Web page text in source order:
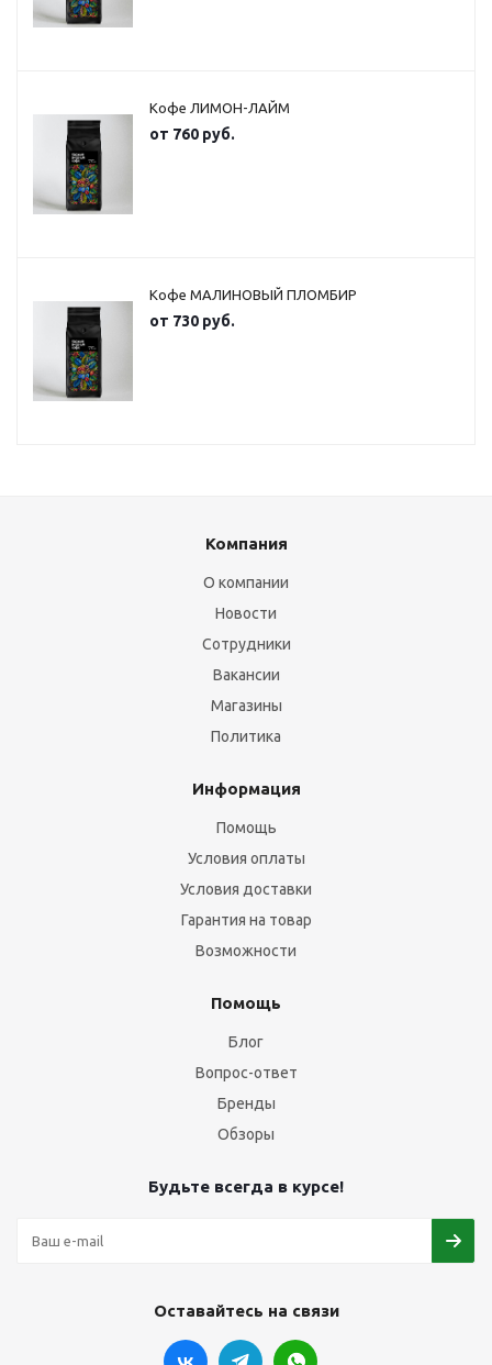
Кофе ЛИМОН-ЛАЙМ
от 760 руб.
Кофе МАЛИНОВЫЙ ПЛОМБИР
от 730 руб.
Компания
О компании
Новости
Сотрудники
Вакансии
Магазины
Политика
Информация
Помощь
Условия оплаты
Условия доставки
Гарантия на товар
Возможности
Помощь
Блог
Вопрос-ответ
Бренды
Обзоры
Будьте всегда в курсе!
Оставайтесь на связи